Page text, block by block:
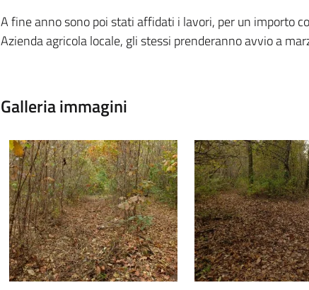
A fine anno sono poi stati affidati i lavori, per un importo
Azienda agricola locale, gli stessi prenderanno avvio a
Galleria immagini